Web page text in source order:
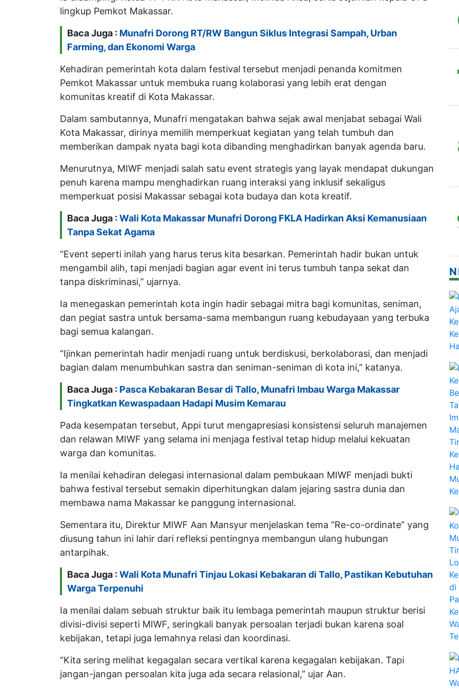
lingkup Pemkot Makassar.
Baca Juga : Munafri Dorong RT/RW Bangun Siklus Integrasi Sampah, Urban
Farming, dan Ekonomi Warga
Kehadiran pemerintah kota dalam festival tersebut menjadi penanda komitmen
Pemkot Makassar untuk membuka ruang kolaborasi yang lebih erat dengan
komunitas kreatif di Kota Makassar.
Dalam sambutannya, Munafri mengatakan bahwa sejak awal menjabat sebagai Wali
Kota Makassar, dirinya memilih memperkuat kegiatan yang telah tumbuh dan
memberikan dampak nyata bagi kota dibanding menghadirkan banyak agenda baru.
Menurutnya, MIWF menjadi salah satu event strategis yang layak mendapat dukungan
penuh karena mampu menghadirkan ruang interaksi yang inklusif sekaligus
memperkuat posisi Makassar sebagai kota budaya dan kota kreatif.
Baca Juga : Wali Kota Makassar Munafri Dorong FKLA Hadirkan Aksi Kemanusiaan
Tanpa Sekat Agama
“Event seperti inilah yang harus terus kita besarkan. Pemerintah hadir bukan untuk
mengambil alih, tapi menjadi bagian agar event ini terus tumbuh tanpa sekat dan
tanpa diskriminasi,” ujarnya.
Ia menegaskan pemerintah kota ingin hadir sebagai mitra bagi komunitas, seniman,
dan pegiat sastra untuk bersama-sama membangun ruang kebudayaan yang terbuka
bagi semua kalangan.
“Ijinkan pemerintah hadir menjadi ruang untuk berdiskusi, berkolaborasi, dan menjadi
bagian dalam menumbuhkan sastra dan seniman-seniman di kota ini,” katanya.
Baca Juga : Pasca Kebakaran Besar di Tallo, Munafri Imbau Warga Makassar
Tingkatkan Kewaspadaan Hadapi Musim Kemarau
Pada kesempatan tersebut, Appi turut mengapresiasi konsistensi seluruh manajemen
dan relawan MIWF yang selama ini menjaga festival tetap hidup melalui kekuatan
warga dan komunitas.
Ia menilai kehadiran delegasi internasional dalam pembukaan MIWF menjadi bukti
bahwa festival tersebut semakin diperhitungkan dalam jejaring sastra dunia dan
membawa nama Makassar ke panggung internasional.
Sementara itu, Direktur MIWF Aan Mansyur menjelaskan tema “Re-co-ordinate” yang
diusung tahun ini lahir dari refleksi pentingnya membangun ulang hubungan
antarpihak.
Baca Juga : Wali Kota Munafri Tinjau Lokasi Kebakaran di Tallo, Pastikan Kebutuhan
Warga Terpenuhi
Ia menilai dalam sebuah struktur baik itu lembaga pemerintah maupun struktur berisi
divisi-divisi seperti MIWF, seringkali banyak persoalan terjadi bukan karena soal
kebijakan, tetapi juga lemahnya relasi dan koordinasi.
“Kita sering melihat kegagalan secara vertikal karena kegagalan kebijakan. Tapi
jangan-jangan persoalan kita juga ada secara relasional,” ujar Aan.